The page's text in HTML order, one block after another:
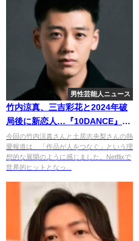
男性芸能人ニュース
竹内涼真、三吉彩花と2024年破
局後に新恋人…『10DANCE』土
居志央梨と真剣交際報道
今回の竹内涼真さんと土居志央梨さんの熱
愛報道は、「作品が人をつなぐ」という理
想的な展開のように感じました。Netflixで
世界的ヒットとなっ...